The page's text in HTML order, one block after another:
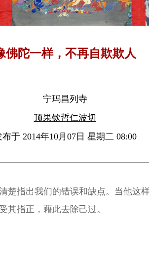
佛陀一样，不再自欺欺人
宁玛昌列寺
顶果钦哲仁波切
布于 2014年10月07日 星期二 08:00
楚指出我们的错误和缺点。当他这
其指正，藉此去除己过。